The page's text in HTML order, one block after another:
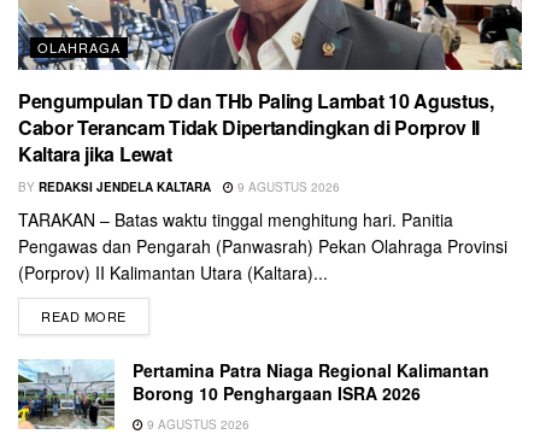
OLAHRAGA
Pengumpulan TD dan THb Paling Lambat 10 Agustus,
Cabor Terancam Tidak Dipertandingkan di Porprov II
Kaltara jika Lewat
BY REDAKSI JENDELA KALTARA 9 AGUSTUS 2026
TARAKAN – Batas waktu tinggal menghitung hari. Panitia
Pengawas dan Pengarah (Panwasrah) Pekan Olahraga Provinsi
(Porprov) II Kalimantan Utara (Kaltara)...
READ MORE
Pertamina Patra Niaga Regional Kalimantan
Borong 10 Penghargaan ISRA 2026
9 AGUSTUS 2026